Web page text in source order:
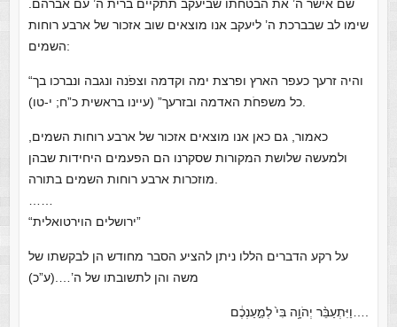
שם אישר ה’ את הבטחתו שביעקב תתקיים ברית ה’ עם אברהם.
שימו לב שבברכת ה’ ליעקב אנו מוצאים שוב אזכור של ארבע רוחות
השמים:
“והיה זרעך כעפר הארץ ופרצת ימה וקדמה וצפֹנה ונגבה ונברכו בך
כל משפחֹת האדמה ובזרעך” (עיינו בראשית כ”ח; י-טו).
כאמור, גם כאן אנו מוצאים אזכור של ארבע רוחות השמים,
ולמעשה שלושת המקורות שסקרנו הם הפעמים היחידות שבהן
“ירושלים הוירטואלית”
על רקע הדברים הללו ניתן להציע הסבר מחודש הן לבקשתו של
משה והן לתשובתו של ה’….(ע”כ)